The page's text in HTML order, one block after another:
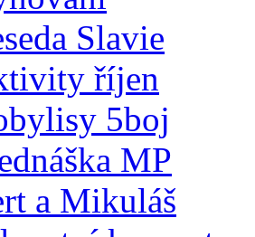
Slavie
říjen
5boj
MP
a Mikuláš